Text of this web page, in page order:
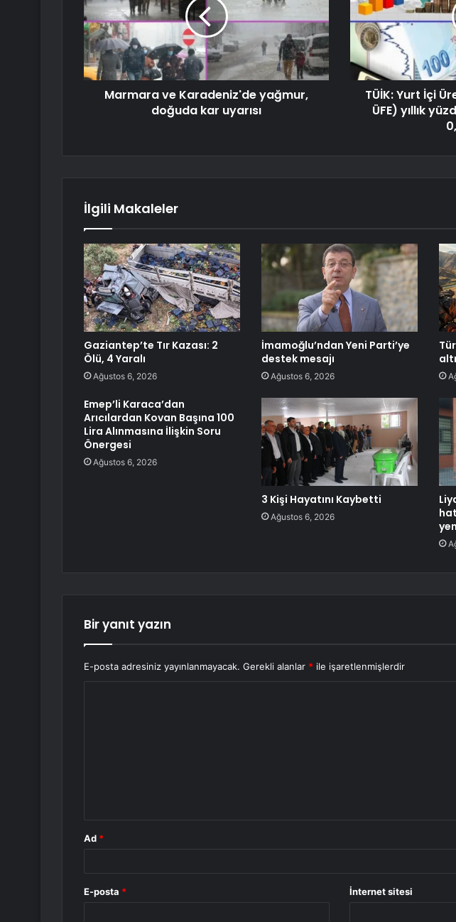
Marmara ve Karadeniz'de yağmur,
doğuda kar uyarısı
TÜİK: Yurt İçi
ÜFE) yıllık
İlgili Makaleler
Gaziantep’te Tır Kazası: 2
Ölü, 4 Yaralı
Ağustos 6, 2026
İmamoğlu’ndan Yeni Parti’ye
destek mesajı
Ağustos 6, 2026
Emep’li Karaca’dan
Arıcılardan Kovan Başına 100
Lira Alınmasına İlişkin Soru
Önergesi
Ağustos 6, 2026
3 Kişi Hayatını Kaybetti
Ağustos 6, 2026
Bir yanıt yazın
E-posta adresiniz yayınlanmayacak. Gerekli alanlar * ile işaretlenmişlerdir
Ad *
E-posta * İnternet sitesi